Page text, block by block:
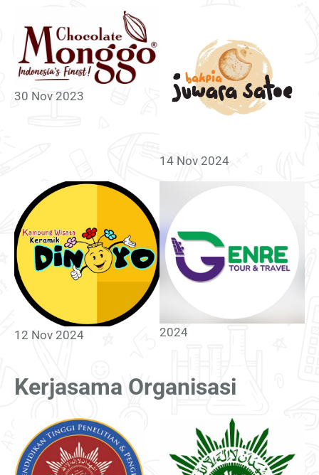
30 Nov 2023
14 Nov 2024
12 Nov 2024 2024
Kerjasama Organisasi